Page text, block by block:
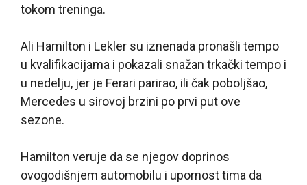
tokom treninga.
Ali Hamilton i Lekler su iznenada pronašli tempo
u kvalifikacijama i pokazali snažan trkački tempo i
u nedelju, jer je Ferari parirao, ili čak poboljšao,
Mercedes u sirovoj brzini po prvi put ove
sezone.
Hamilton veruje da se njegov doprinos
ovogodišnjem automobilu i upornost tima da